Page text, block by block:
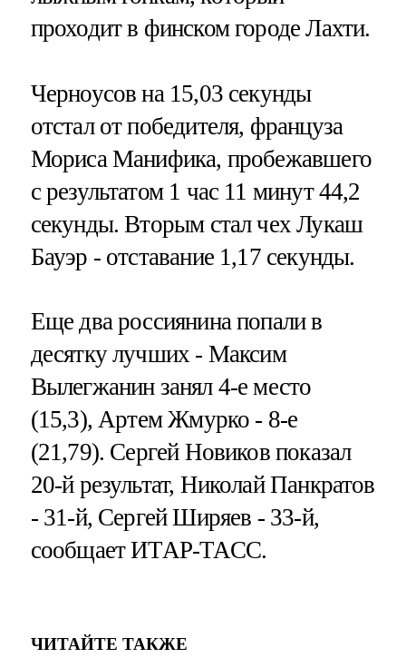
проходит в финском городе Лахти.
Черноусов на 15,03 секунды
отстал от победителя, француза
Мориса Манифика, пробежавшего
с результатом 1 час 11 минут 44,2
секунды. Вторым стал чех Лукаш
Бауэр - отставание 1,17 секунды.
Еще два россиянина попали в
десятку лучших - Максим
Вылегжанин занял 4-е место
(15,3), Артем Жмурко - 8-е
(21,79). Сергей Новиков показал
20-й результат, Николай Панкратов
- 31-й, Сергей Ширяев - 33-й,
сообщает ИТАР-ТАСС.
ЧИТАЙТЕ ТАКЖЕ